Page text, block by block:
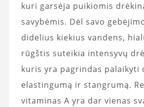
kuri garsėja puikiomis
savybėmis. Dėl savo
didelius kiekius vandens,
rūgštis suteikia intensyvų
kuris yra pagrindas palaikyti
elastingumą ir stangrumą.
vitaminas A yra dar vienas